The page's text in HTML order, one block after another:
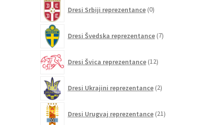
Dresi Srbiji reprezentance 0izdelkov
Dresi Švedska reprezentance 7izdelkov
Dresi Švica reprezentance 12izdelkov
Dresi Ukrajini reprezentance 2izdelka
Dresi Urugvaj reprezentance 21izdelkov